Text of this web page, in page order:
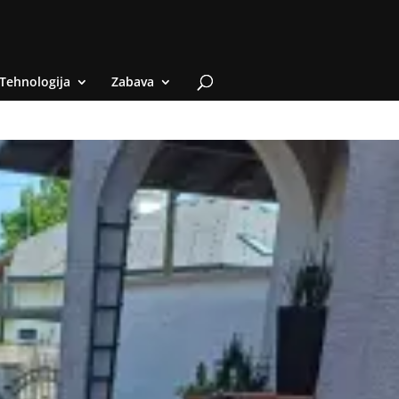
Tehnologija Zabava